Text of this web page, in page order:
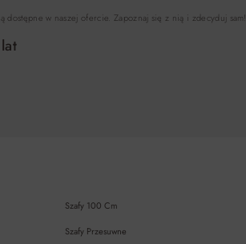
dostępne w naszej ofercie. Zapoznaj się z nią i zdecyduj sam!
Szafy 100 Cm
Szafy Przesuwne